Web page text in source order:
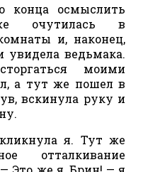
конца осмыслить
очутилась в
и, наконец,
увидела ведьмака.
моими
а тут же пошел в
вскинула руку и
я. Тут же
отталкивание